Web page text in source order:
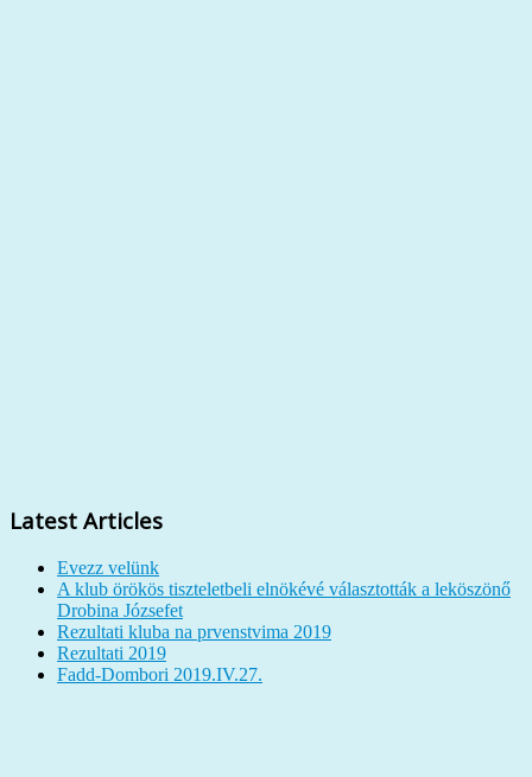
Latest Articles
Evezz velünk
A klub örökös tiszteletbeli elnökévé választották a leköszönő
Drobina Józsefet
Rezultati kluba na prvenstvima 2019
Rezultati 2019
Fadd-Dombori 2019.IV.27.